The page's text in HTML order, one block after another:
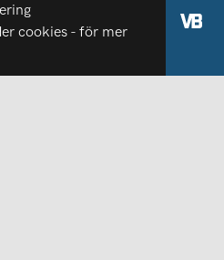
cookies - för mer